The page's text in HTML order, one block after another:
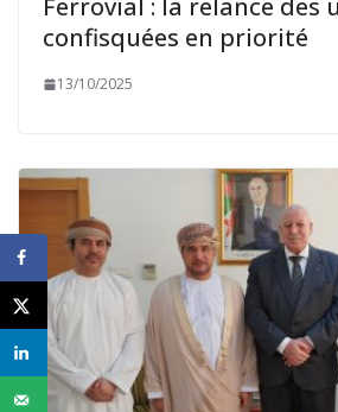
Ferrovial : la relance des
confisquées en priorité
13/10/2025